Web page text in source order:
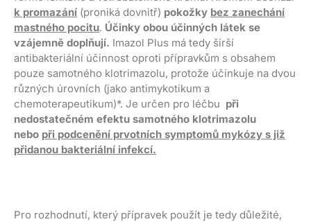
k promazání (proniká dovnitř) pokožky bez zanechání
mastného pocitu. Účinky obou účinných látek se
vzájemně doplňují. Imazol Plus má tedy širší
antibakteriální účinnost oproti přípravkům s obsahem
pouze samotného klotrimazolu, protože účinkuje na dvou
různých úrovních (jako antimykotikum a
chemoterapeutikum)*. Je určen pro léčbu při
nedostatečném efektu samotného klotrimazolu
nebo při podcenění prvotních symptomů mykózy s již
přidanou bakteriální infekcí.
Pro rozhodnutí, který přípravek použít je tedy důležité,